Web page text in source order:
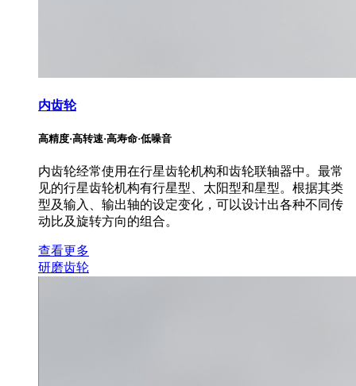
内齿轮
高精度·高转速·高寿命·低噪音
内齿轮经常使用在行星齿轮机构和齿轮联轴器中。最常
见的行星齿轮机构有行星型、太阳型和星型。根据其类
型及输入、输出轴的设定变化，可以设计出各种不同传
动比及旋转方向的组合。
查看更多
研磨齿轮